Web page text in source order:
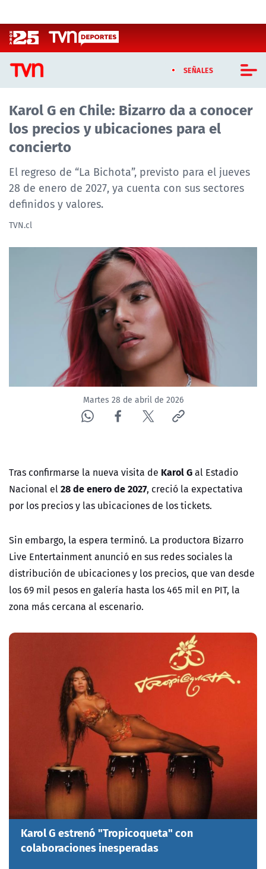
SEÑALES
CASTING MASTERCHEF CHILE
CASTING TVN VERTICAL
TVN VERTICAL
TVN PLAY
PROGRAMAS
TELESERIES
ACTUALIDAD Y TENDENCIAS
CORPORATIVO Y TRANSPARENCIA
CANAL DE DENUNCIAS
ÁREA DE PROYECTOS
Karol G en Chile: Bizarro da a conocer
los precios y ubicaciones para el
concierto
El regreso de “La Bichota”, previsto para el jueves
28 de enero de 2027, ya cuenta con sus sectores
definidos y valores.
TVN.cl
Martes 28 de abril de 2026
Tras confirmarse la nueva visita de Karol Gal Estadio
Nacional el28 de enero de 2027, creció la expectativa
por los precios y las ubicaciones de los tickets.
Sin embargo, la espera terminó. La productora Bizarro
Live Entertainment anunció en sus redes sociales la
distribución de ubicaciones y los precios, que van desde
los 69 mil pesos en galería hasta los 465 mil en PIT, la
zona más cercana al escenario.
Karol G estrenó "Tropicoqueta" con
colaboraciones inesperadas